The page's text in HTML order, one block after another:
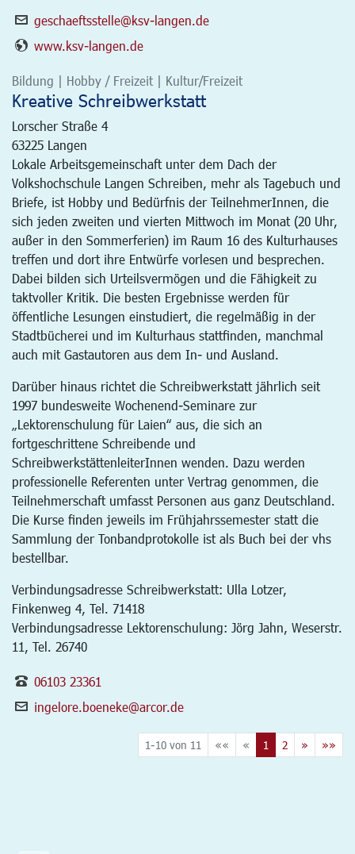
geschaeftsstelle@ksv-langen.de
www.ksv-langen.de
Bildung | Hobby / Freizeit | Kultur/Freizeit
Kreative Schreibwerkstatt
Lorscher Straße 4
63225 Langen
Lokale Arbeitsgemeinschaft unter dem Dach der
Volkshochschule Langen Schreiben, mehr als Tagebuch und
Briefe, ist Hobby und Bedürfnis der TeilnehmerInnen, die
sich jeden zweiten und vierten Mittwoch im Monat (20 Uhr,
außer in den Sommerferien) im Raum 16 des Kulturhauses
treffen und dort ihre Entwürfe vorlesen und besprechen.
Dabei bilden sich Urteilsvermögen und die Fähigkeit zu
taktvoller Kritik. Die besten Ergebnisse werden für
öffentliche Lesungen einstudiert, die regelmäßig in der
Stadtbücherei und im Kulturhaus stattfinden, manchmal
auch mit Gastautoren aus dem In- und Ausland.
Darüber hinaus richtet die Schreibwerkstatt jährlich seit
1997 bundesweite Wochenend-Seminare zur
„Lektorenschulung für Laien“ aus, die sich an
fortgeschrittene Schreibende und
SchreibwerkstättenleiterInnen wenden. Dazu werden
professionelle Referenten unter Vertrag genommen, die
Teilnehmerschaft umfasst Personen aus ganz Deutschland.
Die Kurse finden jeweils im Frühjahrssemester statt die
Sammlung der Tonbandprotokolle ist als Buch bei der vhs
bestellbar.
Verbindungsadresse Schreibwerkstatt: Ulla Lotzer,
Finkenweg 4, Tel. 71418
Verbindungsadresse Lektorenschulung: Jörg Jahn, Weserstr.
11, Tel. 26740
06103 23361
ingelore.boeneke@arcor.de
1-10 von 11 «« « 1 2 » »»